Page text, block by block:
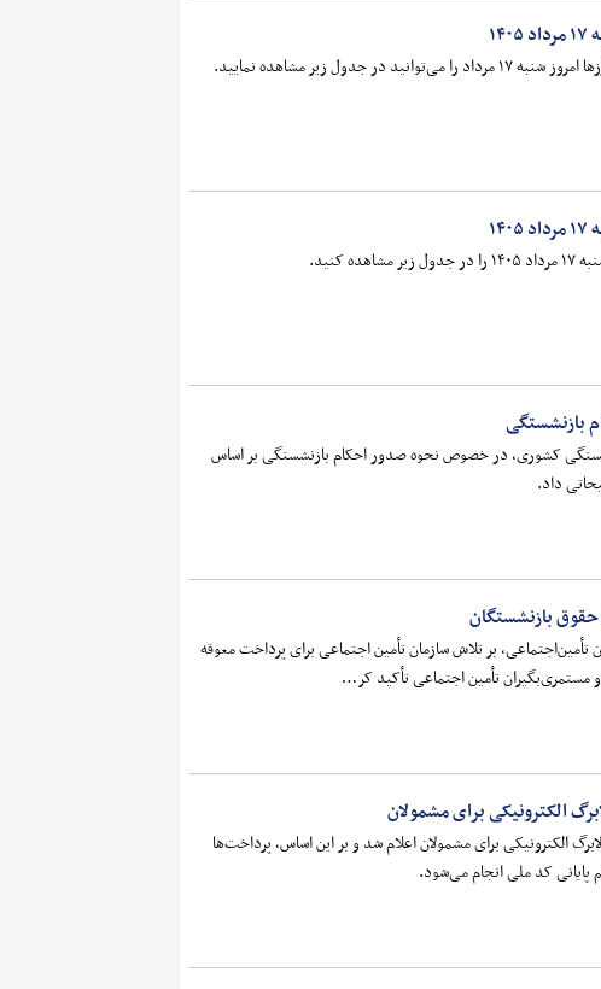
در جدول زیر مشاهده نمایید.
کنید.
بازنشستگی
کشوری، در خصوص نحوه صدور احکام بازنشستگی بر اساس
بازنشستگان
بر تلاش سازمان تأمین اجتماعی برای پرداخت معوقه
مستمری‌بگیران تأمین اجتماعی تأکید کر…
الکترونیکی برای مشمولان
الکترونیکی برای مشمولان اعلام شد و بر این اساس، پرداخت‌ها
کد ملی انجام می‌شود.